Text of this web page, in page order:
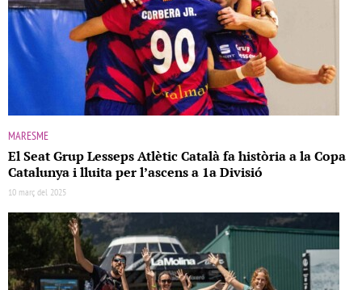
MARESME
El Seat Grup Lesseps Atlètic Català fa història a la Copa
Catalunya i lluita per l’ascens a 1a Divisió
10 març del 2025